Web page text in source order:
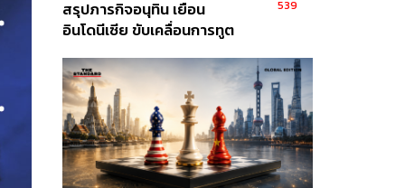
สรุปภารกิจอนุทิน เยือน
อินโดนีเซีย ขับเคลื่อนการทูต
ส่วนยุทธศาสตร์ไทย –
อินโดนีเซีย
539